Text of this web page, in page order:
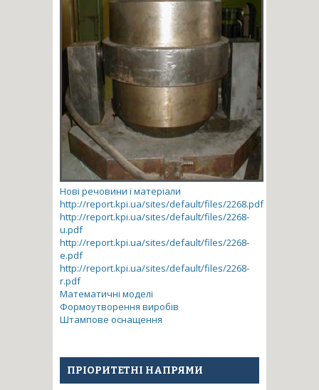
Нові речовини і матеріали
http://report.kpi.ua/sites/default/files/2268.pdf
http://report.kpi.ua/sites/default/files/2268-
u.pdf
http://report.kpi.ua/sites/default/files/2268-
e.pdf
http://report.kpi.ua/sites/default/files/2268-
r.pdf
Математичні моделі
Формоутворення виробів
Штампове оснащення
ПРІОРИТЕТНІ НАПРЯМИ